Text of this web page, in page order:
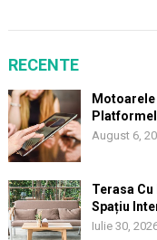
RECENTE
Motoarele
August 6,
Terasa
Spațiu
Iulie 30,